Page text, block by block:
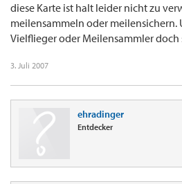
diese Karte ist halt leider nicht zu
meilensammeln oder meilensichern.
Vielflieger oder Meilensammler
3. Juli 2007
ehradinger
Entdecker